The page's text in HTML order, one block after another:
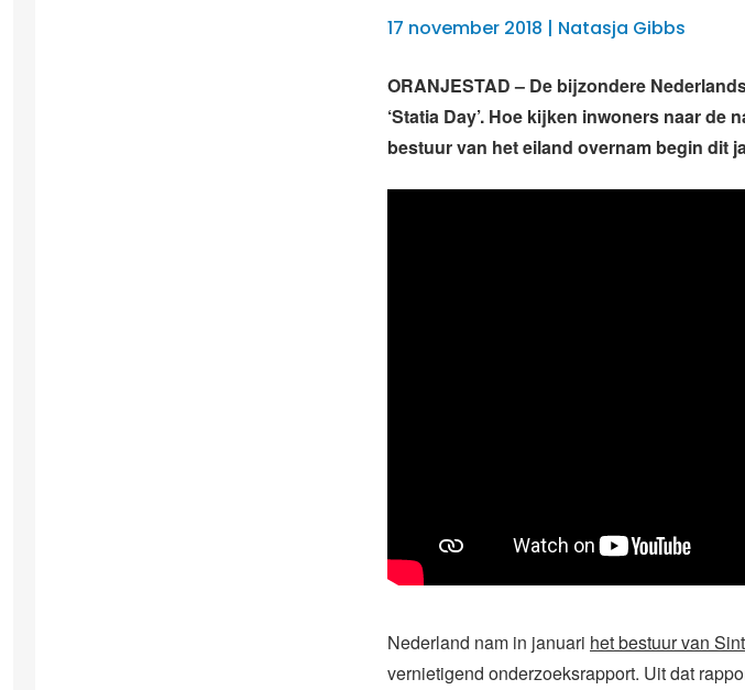
17 november 2018 | Natasja Gibbs
ORANJESTAD – De bijzondere
‘Statia Day’. Hoe kijken inwoners naar
bestuur van het eiland overnam begin dit
Nederland nam in januari het bestuur van
vernietigend onderzoeksrapport. Uit dat